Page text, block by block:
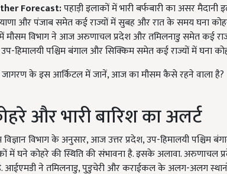
Forecast:पहाड़ी इलाकों में भारी बर्फबारी का असर
और पंजाब समेत कई राज्यों में सुबह और रात के समय घना
मौसम विभाग ने आज अरुणाचल प्रदेश और तमिलनाडु समेत कई
उप-हिमालयी पश्चिम बंगाल और सिक्किम समेत कई राज्यों में घना
के इस आर्किटल में जानें, आज का मौसम कैसे रहने वाला है?
और भारी बारिश का अलर्ट
विज्ञान विभाग के अनुसार, आज उत्तर प्रदेश, उप-हिमालयी
में घने कोहरे की स्थिति की संभावना है. इसके अलावा. अरुणाचल
आईएमडी ने तमिलनाडु, पुडुचेरी और कराईकल के अलग-अलग स्थानों